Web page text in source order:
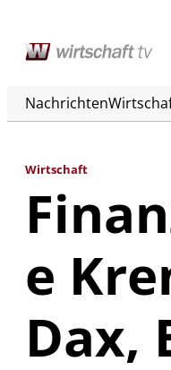
Nachrichten
Wirtschaft
e
Dax,